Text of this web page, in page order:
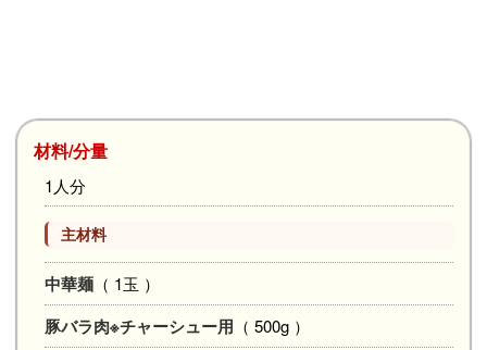
材料/分量
1人分
主材料
中華麺 （ 1玉 ）
豚バラ肉※チャーシュー用 （ 500g ）